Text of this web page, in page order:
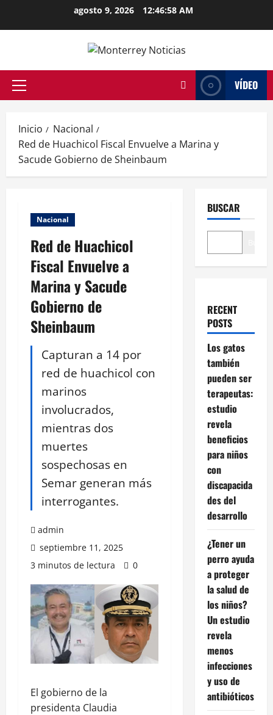
agosto 9, 2026 12:46:58 AM
Menú
VÍDEO
Inicio
Nacional
Red de Huachicol Fiscal Envuelve a Marina y
Sacude Gobierno de Sheinbaum
Nacional
Red de Huachicol
Fiscal Envuelve a
Marina y Sacude
Gobierno de
Sheinbaum
Capturan a 14 por
red de huachicol con
marinos
involucrados,
mientras dos
muertes
sospechosas en
Semar generan más
interrogantes.
admin
septiembre 11, 2025
3 minutos de lectura
0
El gobierno de la
presidenta Claudia
BUSCAR
RECENT
POSTS
Los gatos
también
pueden ser
terapeutas:
estudio
revela
beneficios
para niños
con
discapacida
des del
desarrollo
¿Tener un
perro ayuda
a proteger
la salud de
los niños?
Un estudio
revela
menos
infecciones
y uso de
antibióticos